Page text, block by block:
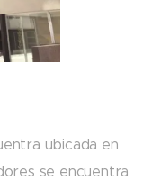
ubicada en
se encuentra